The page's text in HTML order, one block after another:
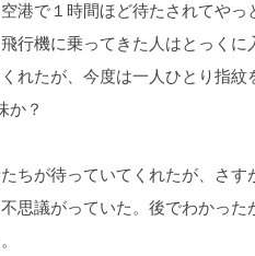
港で１時間ほど待たされてや
行機に乗ってきた人はとっく
れたが、今度は一人ひとり指
か？
ちが待っていてくれたが、さ
思議がっていた。後でわかっ